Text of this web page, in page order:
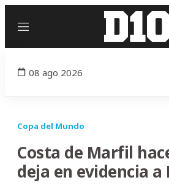
Menú
08 ago 2026
Copa del Mundo
Costa de Marfil
deja en evidencia a